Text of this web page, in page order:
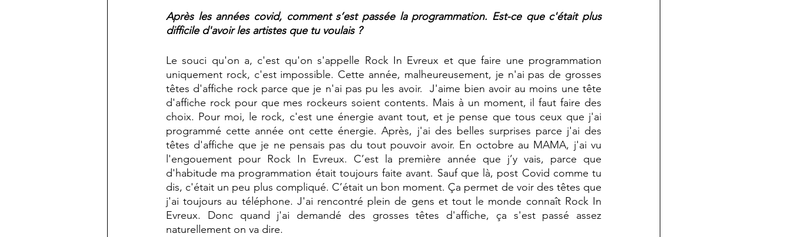
Après les années covid, comment s’est passée la programmation. Est-ce que c'était plus
difficile d'avoir les artistes que tu voulais ?
Le souci qu'on a, c'est qu'on s'appelle Rock In Evreux et que faire une programmation
uniquement rock, c'est impossible. Cette année, malheureusement, je n'ai pas de grosses
têtes d'affiche rock parce que je n'ai pas pu les avoir.  J'aime bien avoir au moins une tête
d'affiche rock pour que mes rockeurs soient contents. Mais à un moment, il faut faire des
choix. Pour moi, le rock, c'est une énergie avant tout, et je pense que tous ceux que j'ai
programmé cette année ont cette énergie. Après, j'ai des belles surprises parce j'ai des
têtes d'affiche que je ne pensais pas du tout pouvoir avoir. En octobre au MAMA, j'ai vu
l'engouement pour Rock In Evreux. C’est la première année que j’y vais, parce que
d'habitude ma programmation était toujours faite avant. Sauf que là, post Covid comme tu
dis, c'était un peu plus compliqué. C’était un bon moment. Ça permet de voir des têtes que
j'ai toujours au téléphone. J'ai rencontré plein de gens et tout le monde connaît Rock In
Evreux. Donc quand j'ai demandé des grosses têtes d'affiche, ça s'est passé assez
naturellement on va dire.